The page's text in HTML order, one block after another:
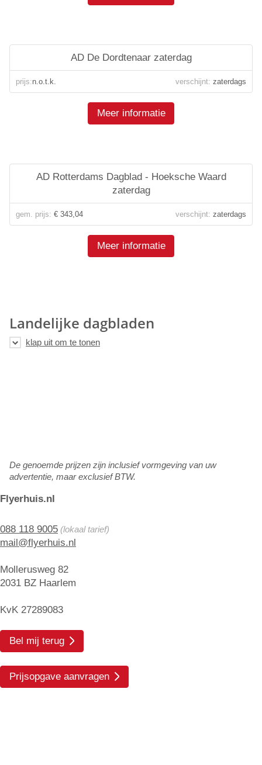
Flyerhuis.nl
088 118 9005 (lokaal tarief)
mail@flyerhuis.nl
Mollerusweg 82
2031 BZ Haarlem
KvK 27289083
Bel mij terug
Prijsopgave aanvragen
AD De Dordtenaar zaterdag
prijs:n.o.t.k. verschijnt: zaterdags
Meer informatie
AD Rotterdams Dagblad - Hoeksche Waard
zaterdag
gem. prijs: € 343,04 verschijnt: zaterdags
Meer informatie
Landelijke dagbladen
De genoemde prijzen zijn inclusief vormgeving van uw
advertentie, maar exclusief BTW.